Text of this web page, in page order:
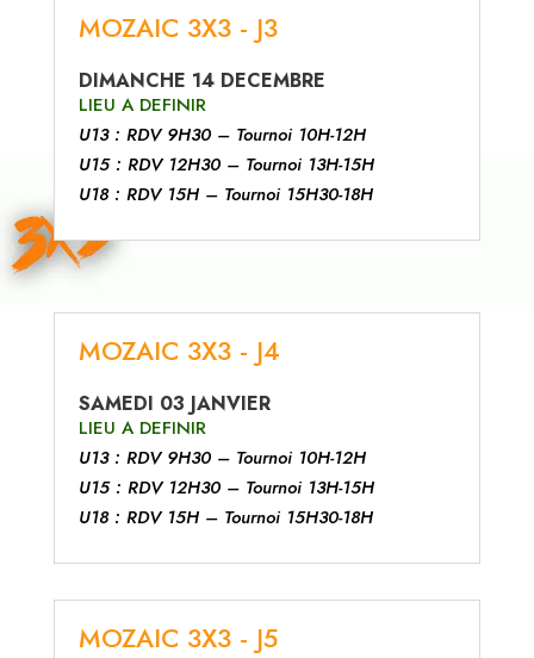
MOZAIC 3X3 - J3
DIMANCHE 14 DECEMBRE
LIEU A DEFINIR
U13 : RDV 9H30 – Tournoi 10H-12H
U15 : RDV 12H30 – Tournoi 13H-15H
U18 : RDV 15H – Tournoi 15H30-18H
MOZAIC 3X3 - J4
SAMEDI 03 JANVIER
LIEU A DEFINIR
U13 : RDV 9H30 – Tournoi 10H-12H
U15 : RDV 12H30 – Tournoi 13H-15H
U18 : RDV 15H – Tournoi 15H30-18H
MOZAIC 3X3 - J5